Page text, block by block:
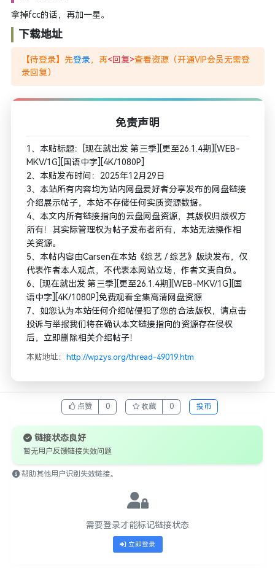
拿掉fcc的话，再加一星。
下载地址
【待登录】先登录，再<回复>查看资源（开通VIP会员无需登
录回复）
免责声明
1、本贴标题：[现在就出发 第三季][更至26.1.4期][WEB-
MKV/1G][国语中字][4K/1080P]
2、本贴发布时间：2025年12月29日
3、本站所有内容均为站内网盘爱好者分享发布的网盘链接
介绍展示帖子，本站不存储任何实质资源数据。
4、本文内所有链接指向的云盘网盘资源，其版权归版权方
所有！其实际管理权为帖子发布者所有，本站无法操作相
关资源。
5、本帖内容由Carsen在本站《综艺 / 综艺》版块发布，仅
代表作者本人观点，不代表本网站立场，作者文责自负。
6、[现在就出发 第三季][更至26.1.4期][WEB-MKV/1G][国
语中字][4K/1080P]免费观看全集高清网盘资源
7、如您认为本站任何介绍帖侵犯了您的合法版权，请点击
投诉与举报我们将在确认本文链接指向的资源存在侵权
后，立即删除相关介绍帖子！
本贴地址： http://wpzys.org/thread-49019.htm
点赞 0 收藏 0 投币
链接状态良好
暂无用户反馈链接失效问题
帮助其他用户识别失效链接。
需要登录才能标记链接状态
立即登录